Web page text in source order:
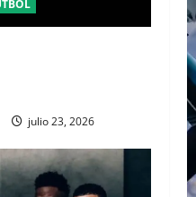
julio 23, 2026